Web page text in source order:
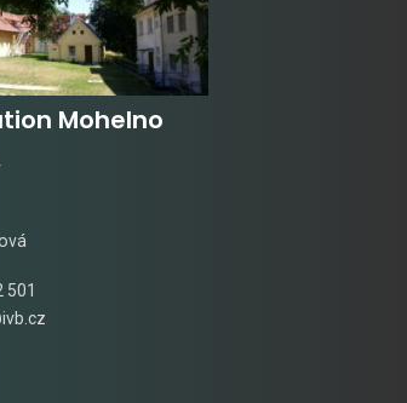
Mohelno
501